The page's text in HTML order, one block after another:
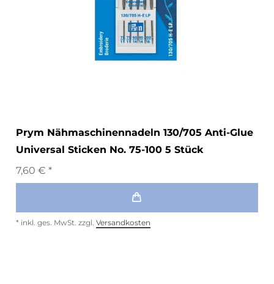
Prym Nähmaschinennadeln 130/705 Anti-Glue
Universal Sticken No. 75-100 5 Stück
7,60 € *
* inkl. ges. MwSt. zzgl. Versandkosten